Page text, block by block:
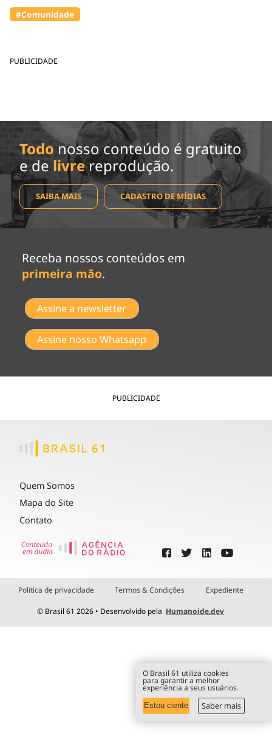
PUBLICIDADE
#Comunidade
Todo nosso conteúdo é gratuito
e de livrereprodução.
SAIBA MAIS CADASTRO DE MÍDIAS
Receba nossos conteúdos em
primeira mão.
Assine a newsletter
Assine nosso Whatsapp
PUBLICIDADE
Quem Somos
Mapa do Site
Contato
Política de privacidade Termos & Condições Expediente
© Brasil 61 2026 • Desenvolvido pela Humanoide.dev
O Brasil 61 utiliza cookies
para garantir a melhor
experiência a seus usuários.
Estou ciente Saber mais